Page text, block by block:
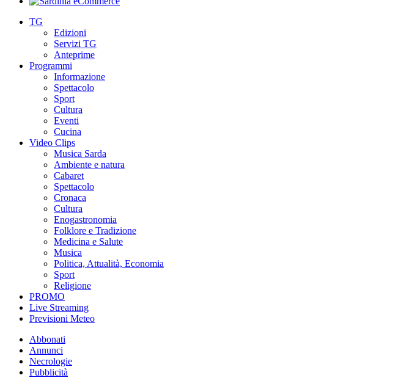
TG
Edizioni
Servizi TG
Anteprime
Programmi
Informazione
Spettacolo
Sport
Cultura
Eventi
Cucina
Video Clips
Musica Sarda
Ambiente e natura
Cabaret
Spettacolo
Cronaca
Cultura
Enogastronomia
Folklore e Tradizione
Medicina e Salute
Musica
Politica, Attualità, Economia
Sport
Religione
PROMO
Live Streaming
Previsioni Meteo
Abbonati
Annunci
Necrologie
Pubblicità